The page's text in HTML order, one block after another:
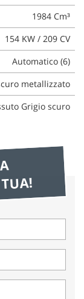
1984 Cm³
154 KW / 209 CV
Automatico (6)
metallizzato
Grigio scuro